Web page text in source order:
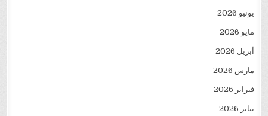
يونيو 2026
مايو 2026
أبريل 2026
مارس 2026
فبراير 2026
يناير 2026